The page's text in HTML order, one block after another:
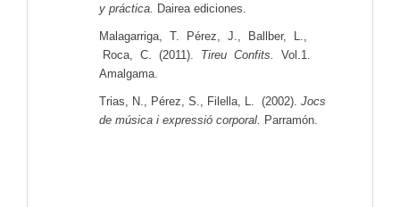
y práctica.
Dairea ediciones.
Malagarriga, T. Pérez, J., Ballber, L.,
Roca, C. (2011). Tireu Confits.
Vol.1.
Amalgama.
Trias, N., Pérez, S., Filella, L. (2002). Jocs
de música i expressió corporal.
Parramón.